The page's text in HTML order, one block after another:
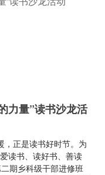
力量”读书沙龙活
，正是读书好时节。为
读书、读好书、善读
期乡科级干部进修班